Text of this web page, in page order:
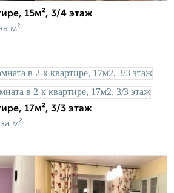
15м², 3/4 этаж
м²
17м², 3/3 этаж
за м²